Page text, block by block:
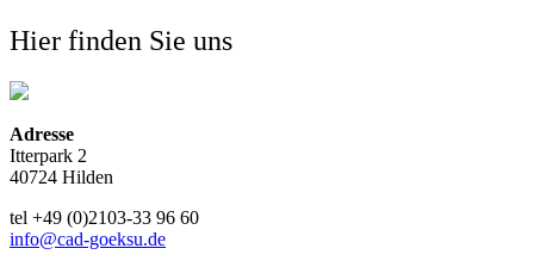
Hier finden Sie uns
Adresse
Itterpark 2
40724 Hilden
tel +49 (0)2103-33 96 60
info@cad-goeksu.de